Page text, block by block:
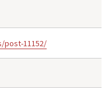
post-11152/